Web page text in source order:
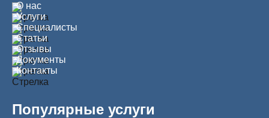
О нас
Услуги
Специалисты
Статьи
Отзывы
Документы
Контакты
Популярные услуги